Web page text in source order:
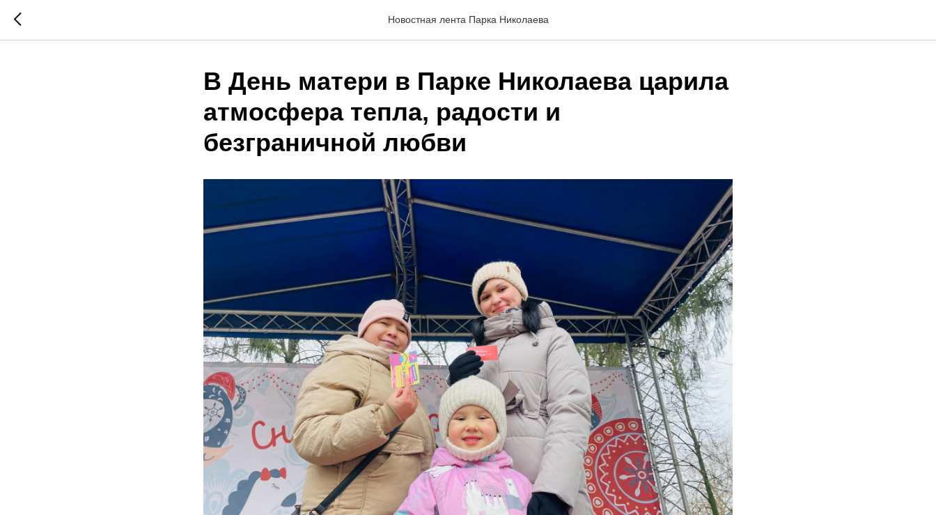
Новостная лента Парка Николаева
В День матери в Парке Николаева царила
атмосфера тепла, радости и
безграничной любви